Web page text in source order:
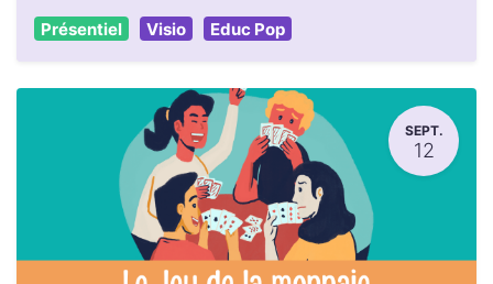
Présentiel Visio Educ Pop
SEPT.
12